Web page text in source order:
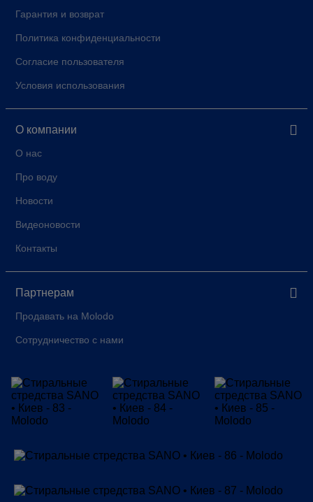
Гарантия и возврат
Политика конфиденциальности
Согласие пользователя
Условия использования
О компании
О нас
Про воду
Новости
Видеоновости
Контакты
Партнерам
Продавать на Molodo
Сотрудничество с нами